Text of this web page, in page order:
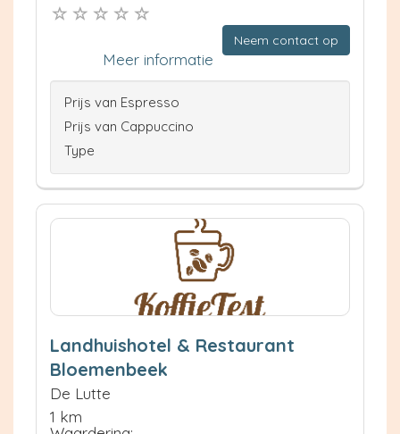
Neem contact op
Meer informatie
Prijs van Espresso
Prijs van Cappuccino
Type
Landhuishotel & Restaurant
Bloemenbeek
De Lutte
1 km